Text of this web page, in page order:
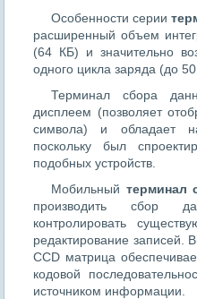
Особенности серии
расширенный объем
(64 КБ) и значительно
одного цикла заряда (до
Терминал сбора
дисплеем (позволяет
символа) и обладает
поскольку был
подобных устройств.
Мобильный терминал
производить сбор
контролировать
редактирование записей.
CCD матрица
кодовой
источником информации.